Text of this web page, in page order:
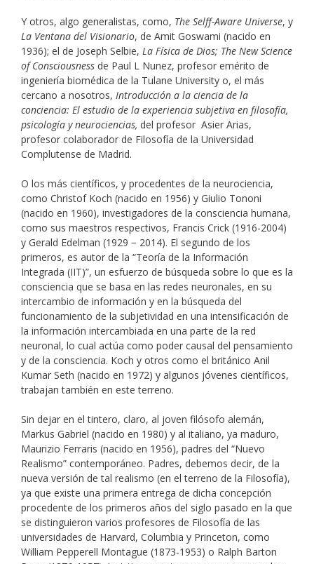
Y otros, algo generalistas, como, The Selff-Aware Universe, y
La Ventana del Visionario, de Amit Goswami (nacido en
1936); el de Joseph Selbie, La Física de Dios; The New Science
of Consciousness de Paul L Nunez, profesor emérito de
ingeniería biomédica de la Tulane University o, el más
cercano a nosotros, Introducción a la ciencia de la
conciencia: El estudio de la experiencia subjetiva en filosofía,
psicología y neurociencias, del profesor Asier Arias,
profesor colaborador de Filosofía de la Universidad
Complutense de Madrid.
O los más científicos, y procedentes de la neurociencia,
como Christof Koch (nacido en 1956) y Giulio Tononi
(nacido en 1960), investigadores de la consciencia humana,
como sus maestros respectivos, Francis Crick (1916-2004)
y Gerald Edelman (1929 − 2014). El segundo de los
primeros, es autor de la “Teoría de la Información
Integrada (IIT)”, un esfuerzo de búsqueda sobre lo que es la
consciencia que se basa en las redes neuronales, en su
intercambio de información y en la búsqueda del
funcionamiento de la subjetividad en una intensificación de
la información intercambiada en una parte de la red
neuronal, lo cual actúa como poder causal del pensamiento
y de la consciencia. Koch y otros como el británico Anil
Kumar Seth (nacido en 1972) y algunos jóvenes científicos,
trabajan también en este terreno.
Sin dejar en el tintero, claro, al joven filósofo alemán,
Markus Gabriel (nacido en 1980) y al italiano, ya maduro,
Maurizio Ferraris (nacido en 1956), padres del “Nuevo
Realismo” contemporáneo. Padres, debemos decir, de la
nueva versión de tal realismo (en el terreno de la Filosofía),
ya que existe una primera entrega de dicha concepción
procedente de los primeros años del siglo pasado en la que
se distinguieron varios profesores de Filosofía de las
universidades de Harvard, Columbia y Princeton, como
William Pepperell Montague (1873-1953) o Ralph Barton